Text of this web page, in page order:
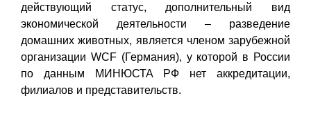
действующий статус, дополнительный вид
экономической деятельности – разведение
домашних животных, является членом зарубежной
организации WCF (Германия), у которой в России
по данным МИНЮСТА РФ нет аккредитации,
филиалов и представительств.